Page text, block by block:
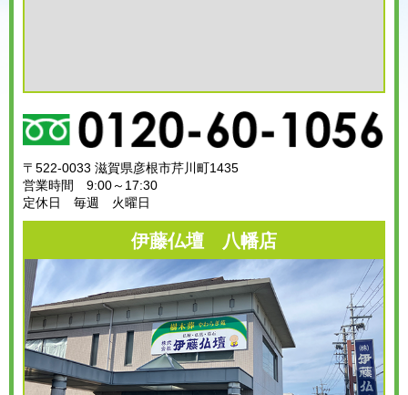
〒522-0033 滋賀県彦根市芹川町1435
営業時間 9:00～17:30
定休日 毎週 火曜日
伊藤仏壇 八幡店